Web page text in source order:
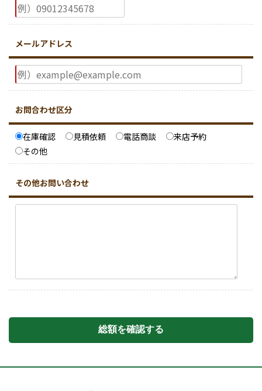
メールアドレス
お問合わせ区分
在庫確認 見積依頼 電話商談
来店予約
その他
その他お問い合わせ